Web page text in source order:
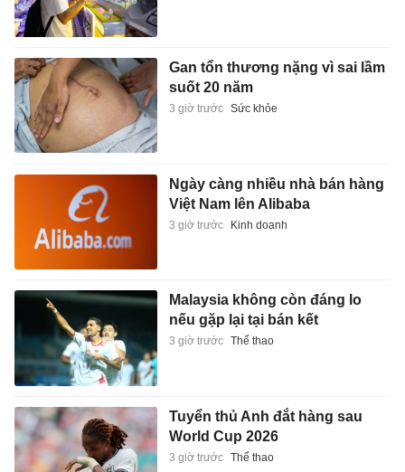
Gan tổn thương nặng vì sai lầm
suốt 20 năm
3 giờ trước Sức khỏe
Ngày càng nhiều nhà bán hàng
Việt Nam lên Alibaba
3 giờ trước Kinh doanh
Malaysia không còn đáng lo
nếu gặp lại tại bán kết
3 giờ trước Thể thao
Tuyển thủ Anh đắt hàng sau
World Cup 2026
3 giờ trước Thể thao